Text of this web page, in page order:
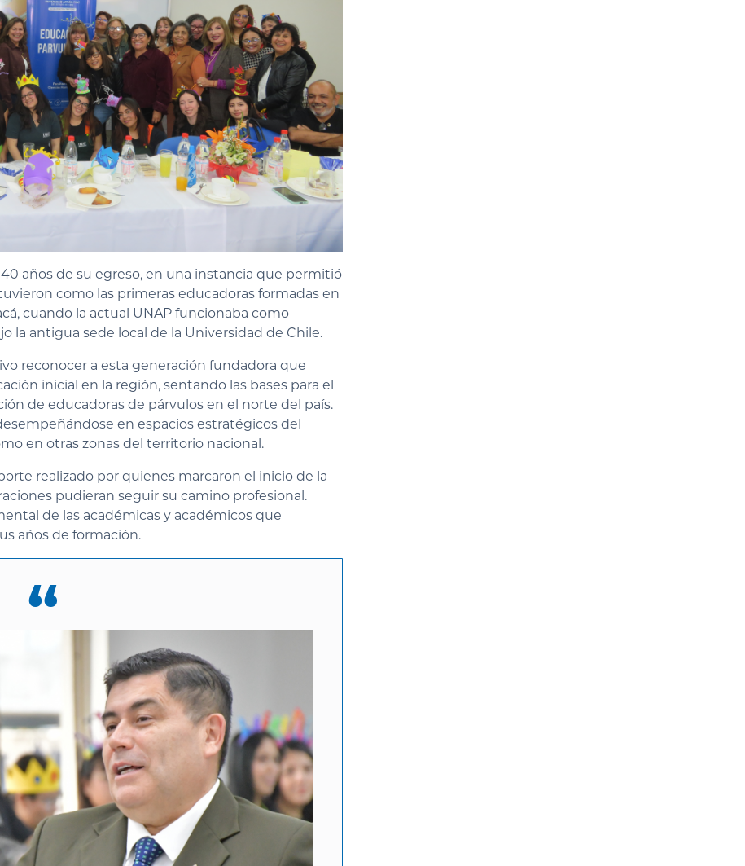
años de su egreso, en una instancia que permitió
como las primeras educadoras formadas en
cuando la actual UNAP funcionaba como
la antigua sede local de la Universidad de Chile.
reconocer a esta generación fundadora que
inicial en la región, sentando las bases para el
de educadoras de párvulos en el norte del país.
en espacios estratégicos del
en otras zonas del territorio nacional.
realizado por quienes marcaron el inicio de la
pudieran seguir su camino profesional.
de las académicas y académicos que
años de formación.